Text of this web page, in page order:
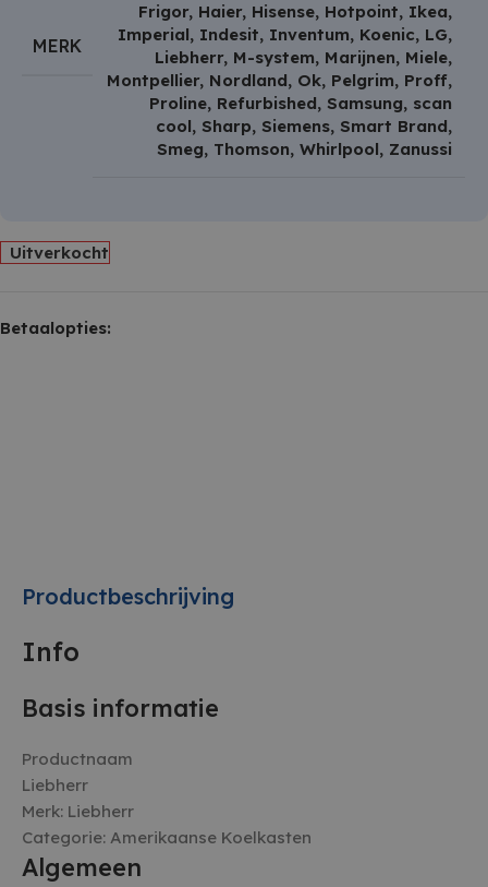
MERK
Frigor, Haier, Hisense, Hotpoint, Ikea,
Imperial, Indesit, Inventum, Koenic, LG,
Liebherr, M-system, Marijnen, Miele,
Montpellier, Nordland, Ok, Pelgrim, Proff,
Proline, Refurbished, Samsung, scan
cool, Sharp, Siemens, Smart Brand,
Smeg, Thomson, Whirlpool, Zanussi
Uitverkocht
Betaalopties:
Productbeschrijving
Info
Basis informatie
Productnaam
Liebherr
Merk: Liebherr
Categorie: Amerikaanse Koelkasten
Algemeen